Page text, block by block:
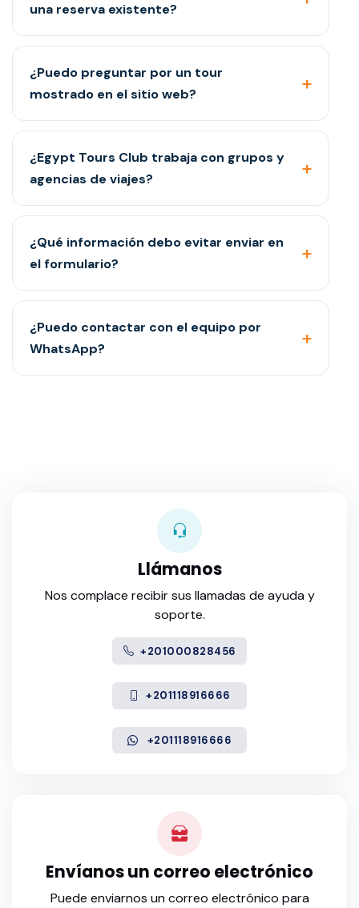
una reserva existente?
¿Puedo preguntar por un tour
mostrado en el sitio web?
¿Egypt Tours Club trabaja con grupos y
agencias de viajes?
¿Qué información debo evitar enviar en
el formulario?
¿Puedo contactar con el equipo por
WhatsApp?
Llámanos
Nos complace recibir sus llamadas de ayuda y
soporte.
+201000828456
+201118916666
+201118916666
Envíanos un correo electrónico
Puede enviarnos un correo electrónico para